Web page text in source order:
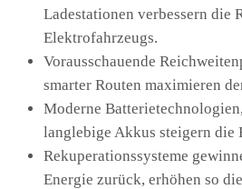
Ladestationen verbessern die
Elektrofahrzeugs.
Vorausschauende
smarter Routen maximieren
Moderne
langlebige Akkus steigern die
Rekuperationssysteme
Energie zurück, erhöhen so